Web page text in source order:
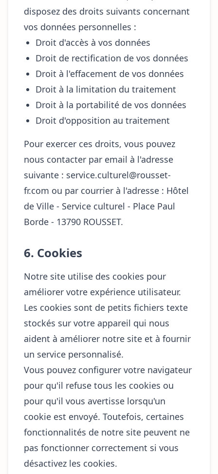
disposez des droits suivants concernant
vos données personnelles :
Droit d'accès à vos données
Droit de rectification de vos données
Droit à l'effacement de vos données
Droit à la limitation du traitement
Droit à la portabilité de vos données
Droit d'opposition au traitement
Pour exercer ces droits, vous pouvez
nous contacter par email à l'adresse
suivante : service.culturel@rousset-
fr.com ou par courrier à l'adresse : Hôtel
de Ville - Service culturel - Place Paul
Borde - 13790 ROUSSET.
6. Cookies
Notre site utilise des cookies pour
améliorer votre expérience utilisateur.
Les cookies sont de petits fichiers texte
stockés sur votre appareil qui nous
aident à améliorer notre site et à fournir
un service personnalisé.
Vous pouvez configurer votre navigateur
pour qu'il refuse tous les cookies ou
pour qu'il vous avertisse lorsqu'un
cookie est envoyé. Toutefois, certaines
fonctionnalités de notre site peuvent ne
pas fonctionner correctement si vous
désactivez les cookies.